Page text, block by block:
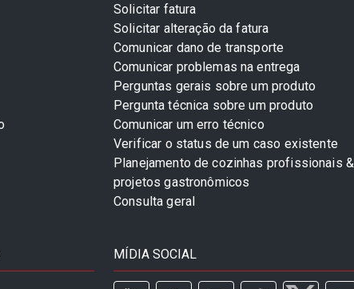
Solicitar fatura
Solicitar alteração da fatura
Comunicar dano de transporte
Comunicar problemas na entrega
Perguntas gerais sobre um produto
Pergunta técnica sobre um produto
Comunicar um erro técnico
Verificar o status de um caso existente
Planejamento de cozinhas profissionais &
projetos gastronômicos
Consulta geral
MÍDIA SOCIAL